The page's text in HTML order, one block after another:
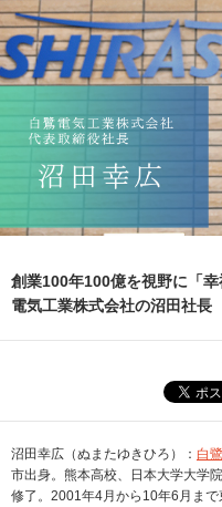
創業100年100億を視野に「
電気工業株式会社の沼田社長
沼田幸広（ぬまたゆきひろ）： 白
市出身。熊本高校、日本大学大学
修了。2001年4月から10年6月ま